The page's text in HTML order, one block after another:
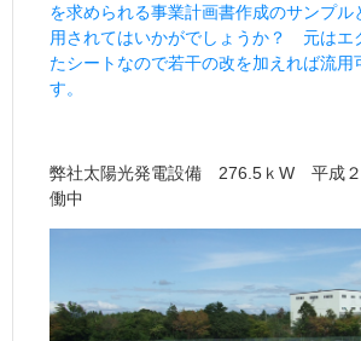
を求められる事業計画書作成のサンプル
用されてはいかがでしょうか？ 元はエ
たシートなので若干の改を加えれば流用
す。
弊社太陽光発電設備 276.5ｋW 平成２
働中